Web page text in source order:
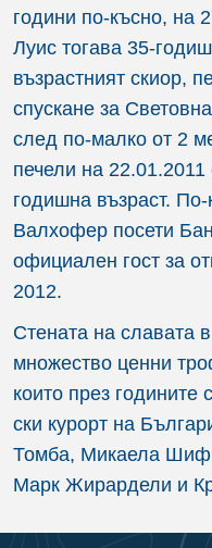
години по-късно, на
Луис тогава 35-
възрастният скиор,
спускане за
след по-малко от 2
печели на
годишна възраст.
Валхофер посети
официален гост за
2012.
Стената на славата
множество ценни
които през
ски курорт на
Томба, Микаела
Марк Жирардели и